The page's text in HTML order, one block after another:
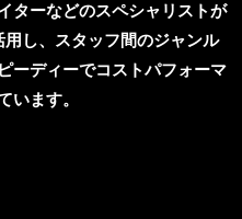
ターなどのスペシャリストが
し、スタッフ間のジャンル
ーディーでコストパフォーマ
います。